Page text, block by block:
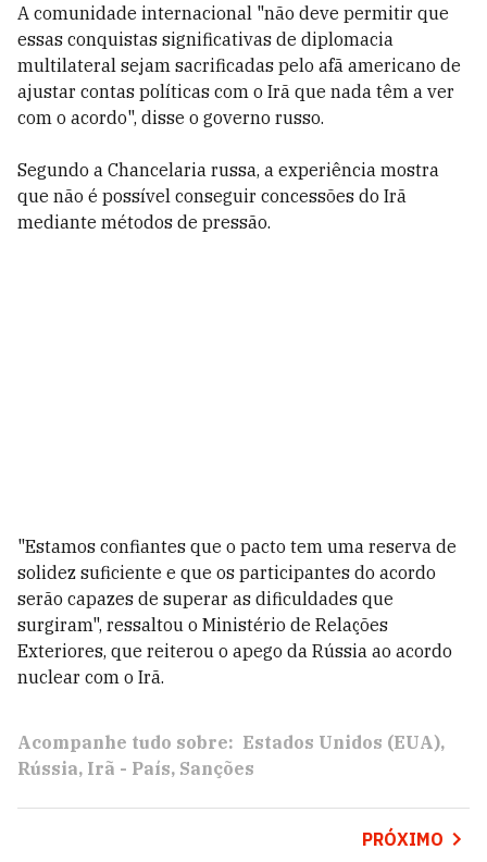
A comunidade internacional "não deve permitir que
essas conquistas significativas de diplomacia
multilateral sejam sacrificadas pelo afã americano de
ajustar contas políticas com o Irã que nada têm a ver
com o acordo", disse o governo russo.
Segundo a Chancelaria russa, a experiência mostra
que não é possível conseguir concessões do Irã
mediante métodos de pressão.
"Estamos confiantes que o pacto tem uma reserva de
solidez suficiente e que os participantes do acordo
serão capazes de superar as dificuldades que
surgiram", ressaltou o Ministério de Relações
Exteriores, que reiterou o apego da Rússia ao acordo
nuclear com o Irã.
Acompanhe tudo sobre: Estados Unidos (EUA)
Rússia Irã - País Sanções
PRÓXIMO